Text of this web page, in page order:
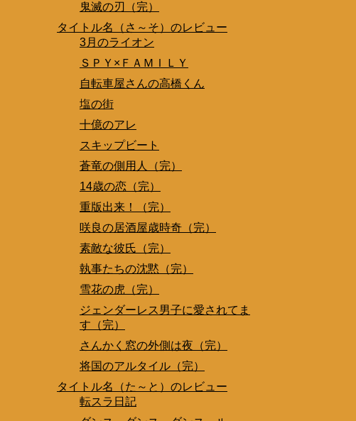
鬼滅の刃（完）
タイトル名（さ～そ）のレビュー
3月のライオン
ＳＰＹ×ＦＡＭＩＬＹ
自転車屋さんの高橋くん
塩の街
十億のアレ
スキップビート
蒼竜の側用人（完）
14歳の恋（完）
重版出来！（完）
咲良の居酒屋歳時奇（完）
素敵な彼氏（完）
執事たちの沈黙（完）
雪花の虎（完）
ジェンダーレス男子に愛されてま
す（完）
さんかく窓の外側は夜（完）
将国のアルタイル（完）
タイトル名（た～と）のレビュー
転スラ日記